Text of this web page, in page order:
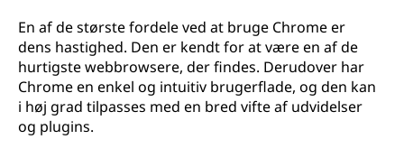
En af de største fordele ved at bruge Chrome er
dens hastighed. Den er kendt for at være en af de
hurtigste webbrowsere, der findes. Derudover har
Chrome en enkel og intuitiv brugerflade, og den kan
i høj grad tilpasses med en bred vifte af udvidelser
og plugins.